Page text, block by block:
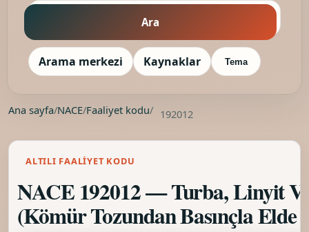
Ara
Arama merkezi Kaynaklar Tema
Ana sayfa/NACE/Faaliyet kodu/ 192012
ALTILI FAALIYET KODU
NACE 192012 — Turba, Linyit
(Kömür Tozundan Basınçla Elde